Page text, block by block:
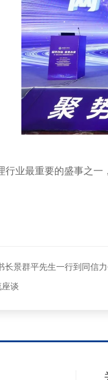
业最重要的盛事之
景群平先生一行到同信
谈